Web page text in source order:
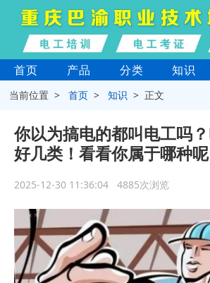
首页 产品 分类 知识
当前位置 >首页 >知识 > 正文
你以为搞电的都叫电工吗
好几类！看看你属于哪种呢
2025-12-30 11:36:04 4885次浏览